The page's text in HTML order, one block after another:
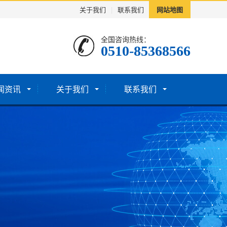
关于我们 联系我们 网站地图
全国咨询热线：
0510-85368566
资讯 关于我们 联系我们